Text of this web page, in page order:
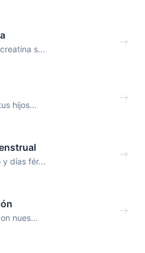
s...
hijos...
y días fér...
nues...